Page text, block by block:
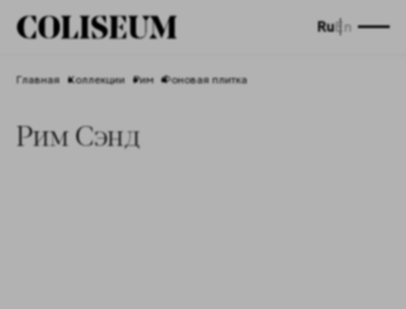
RuEn
Главная Коллекции Рим Фоновая плитка
Рим Сэнд